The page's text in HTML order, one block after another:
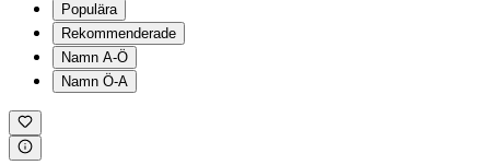
Populära
Rekommenderade
Namn A-Ö
Namn Ö-A